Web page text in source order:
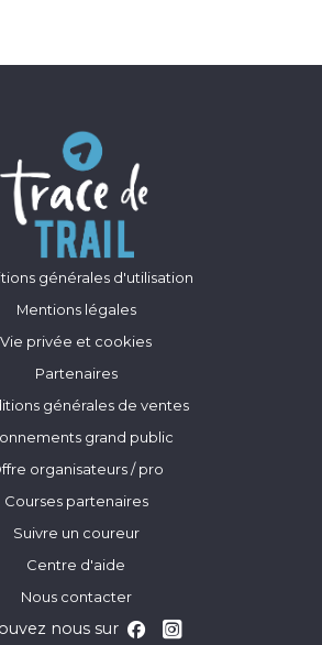
générales d'utilisation
Mentions légales
Vie privée et cookies
Partenaires
générales de ventes
grand public
organisateurs / pro
Courses partenaires
Suivre un coureur
Centre d'aide
Nous contacter
nous sur